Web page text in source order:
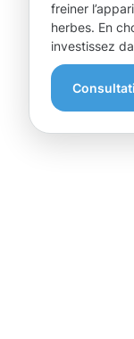
freiner
herbes. En
investissez